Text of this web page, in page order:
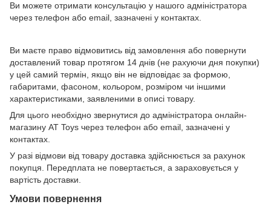
Ви можете отримати консультацію у нашого адміністратора
через телефон або email, зазначені у контактах.
Ви маєте право відмовитись від замовлення або повернути
доставлений товар протягом 14 днів (не рахуючи дня покупки)
у цей самий термін, якщо він не відповідає за формою,
габаритами, фасоном, кольором, розміром чи іншими
характеристиками, заявленими в описі товару.
Для цього необхідно звернутися до адміністратора онлайн-
магазину AT Toys через телефон або email, зазначені у
контактах.
У разі відмови від товару доставка здійснюється за рахунок
покупця. Передплата не повертається, а зараховується у
вартість доставки.
Умови повернення